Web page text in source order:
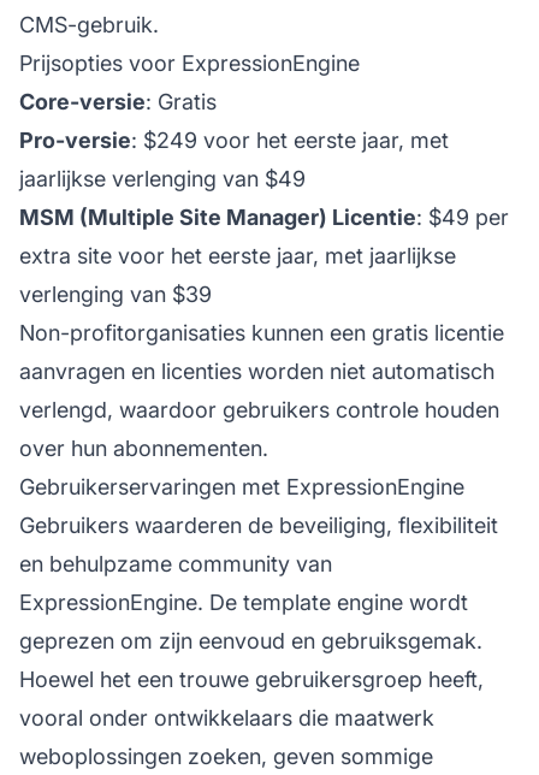
CMS-gebruik.
Prijsopties voor ExpressionEngine
Core-versie: Gratis
Pro-versie: $249 voor het eerste jaar, met
jaarlijkse verlenging van $49
MSM (Multiple Site Manager) Licentie: $49 per
extra site voor het eerste jaar, met jaarlijkse
verlenging van $39
Non-profitorganisaties kunnen een gratis licentie
aanvragen en licenties worden niet automatisch
verlengd, waardoor gebruikers controle houden
over hun abonnementen.
Gebruikerservaringen met ExpressionEngine
Gebruikers waarderen de beveiliging, flexibiliteit
en behulpzame community van
ExpressionEngine. De template engine wordt
geprezen om zijn eenvoud en gebruiksgemak.
Hoewel het een trouwe gebruikersgroep heeft,
vooral onder ontwikkelaars die maatwerk
weboplossingen zoeken, geven sommige